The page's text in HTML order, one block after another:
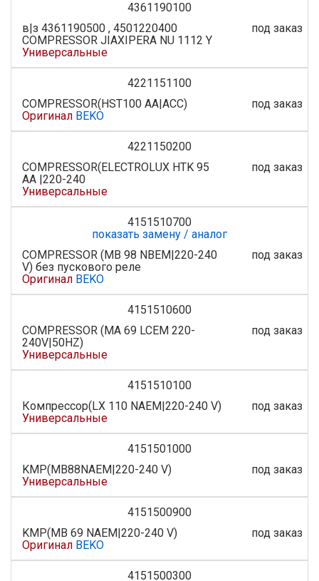
4361190100
в|з 4361190500 , 4501220400
COMPRESSOR JIAXIPERA NU 1112 Y
Универсальные
под заказ
4221151100
COMPRESSOR(HST100 AA|ACC)
Оригинал BEKO
под заказ
4221150200
COMPRESSOR(ELECTROLUX HTK 95
AA |220-240
Универсальные
под заказ
4151510700
показать замену / аналог
COMPRESSOR (MB 98 NBEM|220-240
V) без пускового реле
Оригинал BEKO
под заказ
4151510600
COMPRESSOR (MA 69 LCEM 220-
240V|50HZ)
Универсальные
под заказ
4151510100
Компрессор(LX 110 NAEM|220-240 V)
Универсальные
под заказ
4151501000
KMP(MB88NAEM|220-240 V)
Универсальные
под заказ
4151500900
KMP(MB 69 NAEM|220-240 V)
Оригинал BEKO
под заказ
4151500300